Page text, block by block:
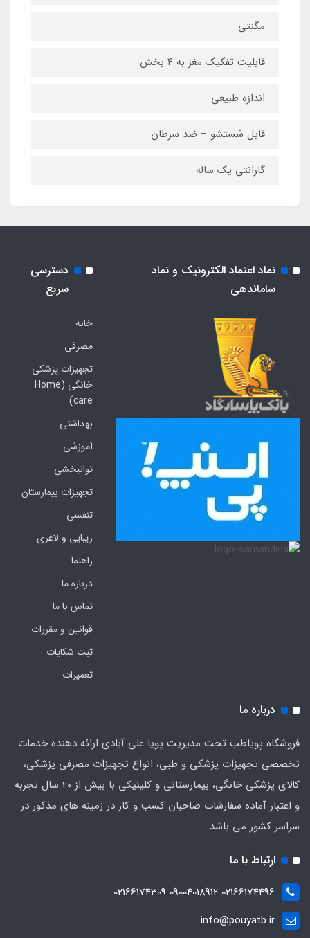
مگنتی
قابلیت تفکیک مغز به ۴ بخش
اندازه طبیعی
قابل شستشو – ضد سرطان
گارانتی یک ساله
نماد اعتماد الکترونیک و نماد
ساماندهی
دسترسی
سریع
خانه
مصرفی
تجهیزات پزشکی
خانگی (Home
care)
بهداشتی
آموزشی
توانبخشی
تجهیزات بیمارستان
تنفسی
زیبایی و لاغری
راهنما
درباره ما
تماس با ما
قوانین و مقررات
ثبت شکایات
تعمیرات
درباره ما
فروشگاه پویاطب تحت مدیریت پویا علی آبادی ارائه دهنده خدمات
تخصصی تجهیزات پزشکی و طبی، انواع تجهیزات مصرفی پزشکی،
کالای پزشکی خانگی، بیمارستانی و کلینیکی با بیش از 20 سال تجربه
و اعتبار آماده سفارشات صاحبان کسب و کار در زمینه های مذکور در
سراسر کشور می باشد.
ارتباط با ما
02166174496 09004018912 02166174309
info@pouyatb.ir